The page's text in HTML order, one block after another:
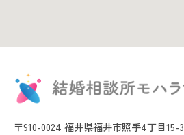
〒910-0024 福井県福井市照手4丁目15-3